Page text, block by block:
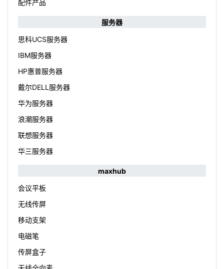
配件产品
服务器
思科UCS服务器
IBM服务器
HP惠普服务器
戴尔DELL服务器
华为服务器
浪潮服务器
联想服务器
华三服务器
maxhub
会议平板
无线传屏
移动支架
电磁笔
传屏盒子